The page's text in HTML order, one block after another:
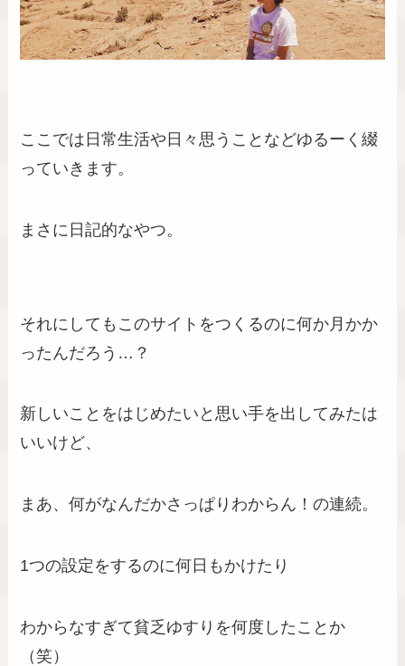
ここでは日常生活や日々思うことなどゆるーく綴
っていきます。
まさに日記的なやつ。
それにしてもこのサイトをつくるのに何か月かか
ったんだろう…？
新しいことをはじめたいと思い手を出してみたは
いいけど、
まあ、何がなんだかさっぱりわからん！の連続。
1つの設定をするのに何日もかけたり
わからなすぎて貧乏ゆすりを何度したことか
（笑）